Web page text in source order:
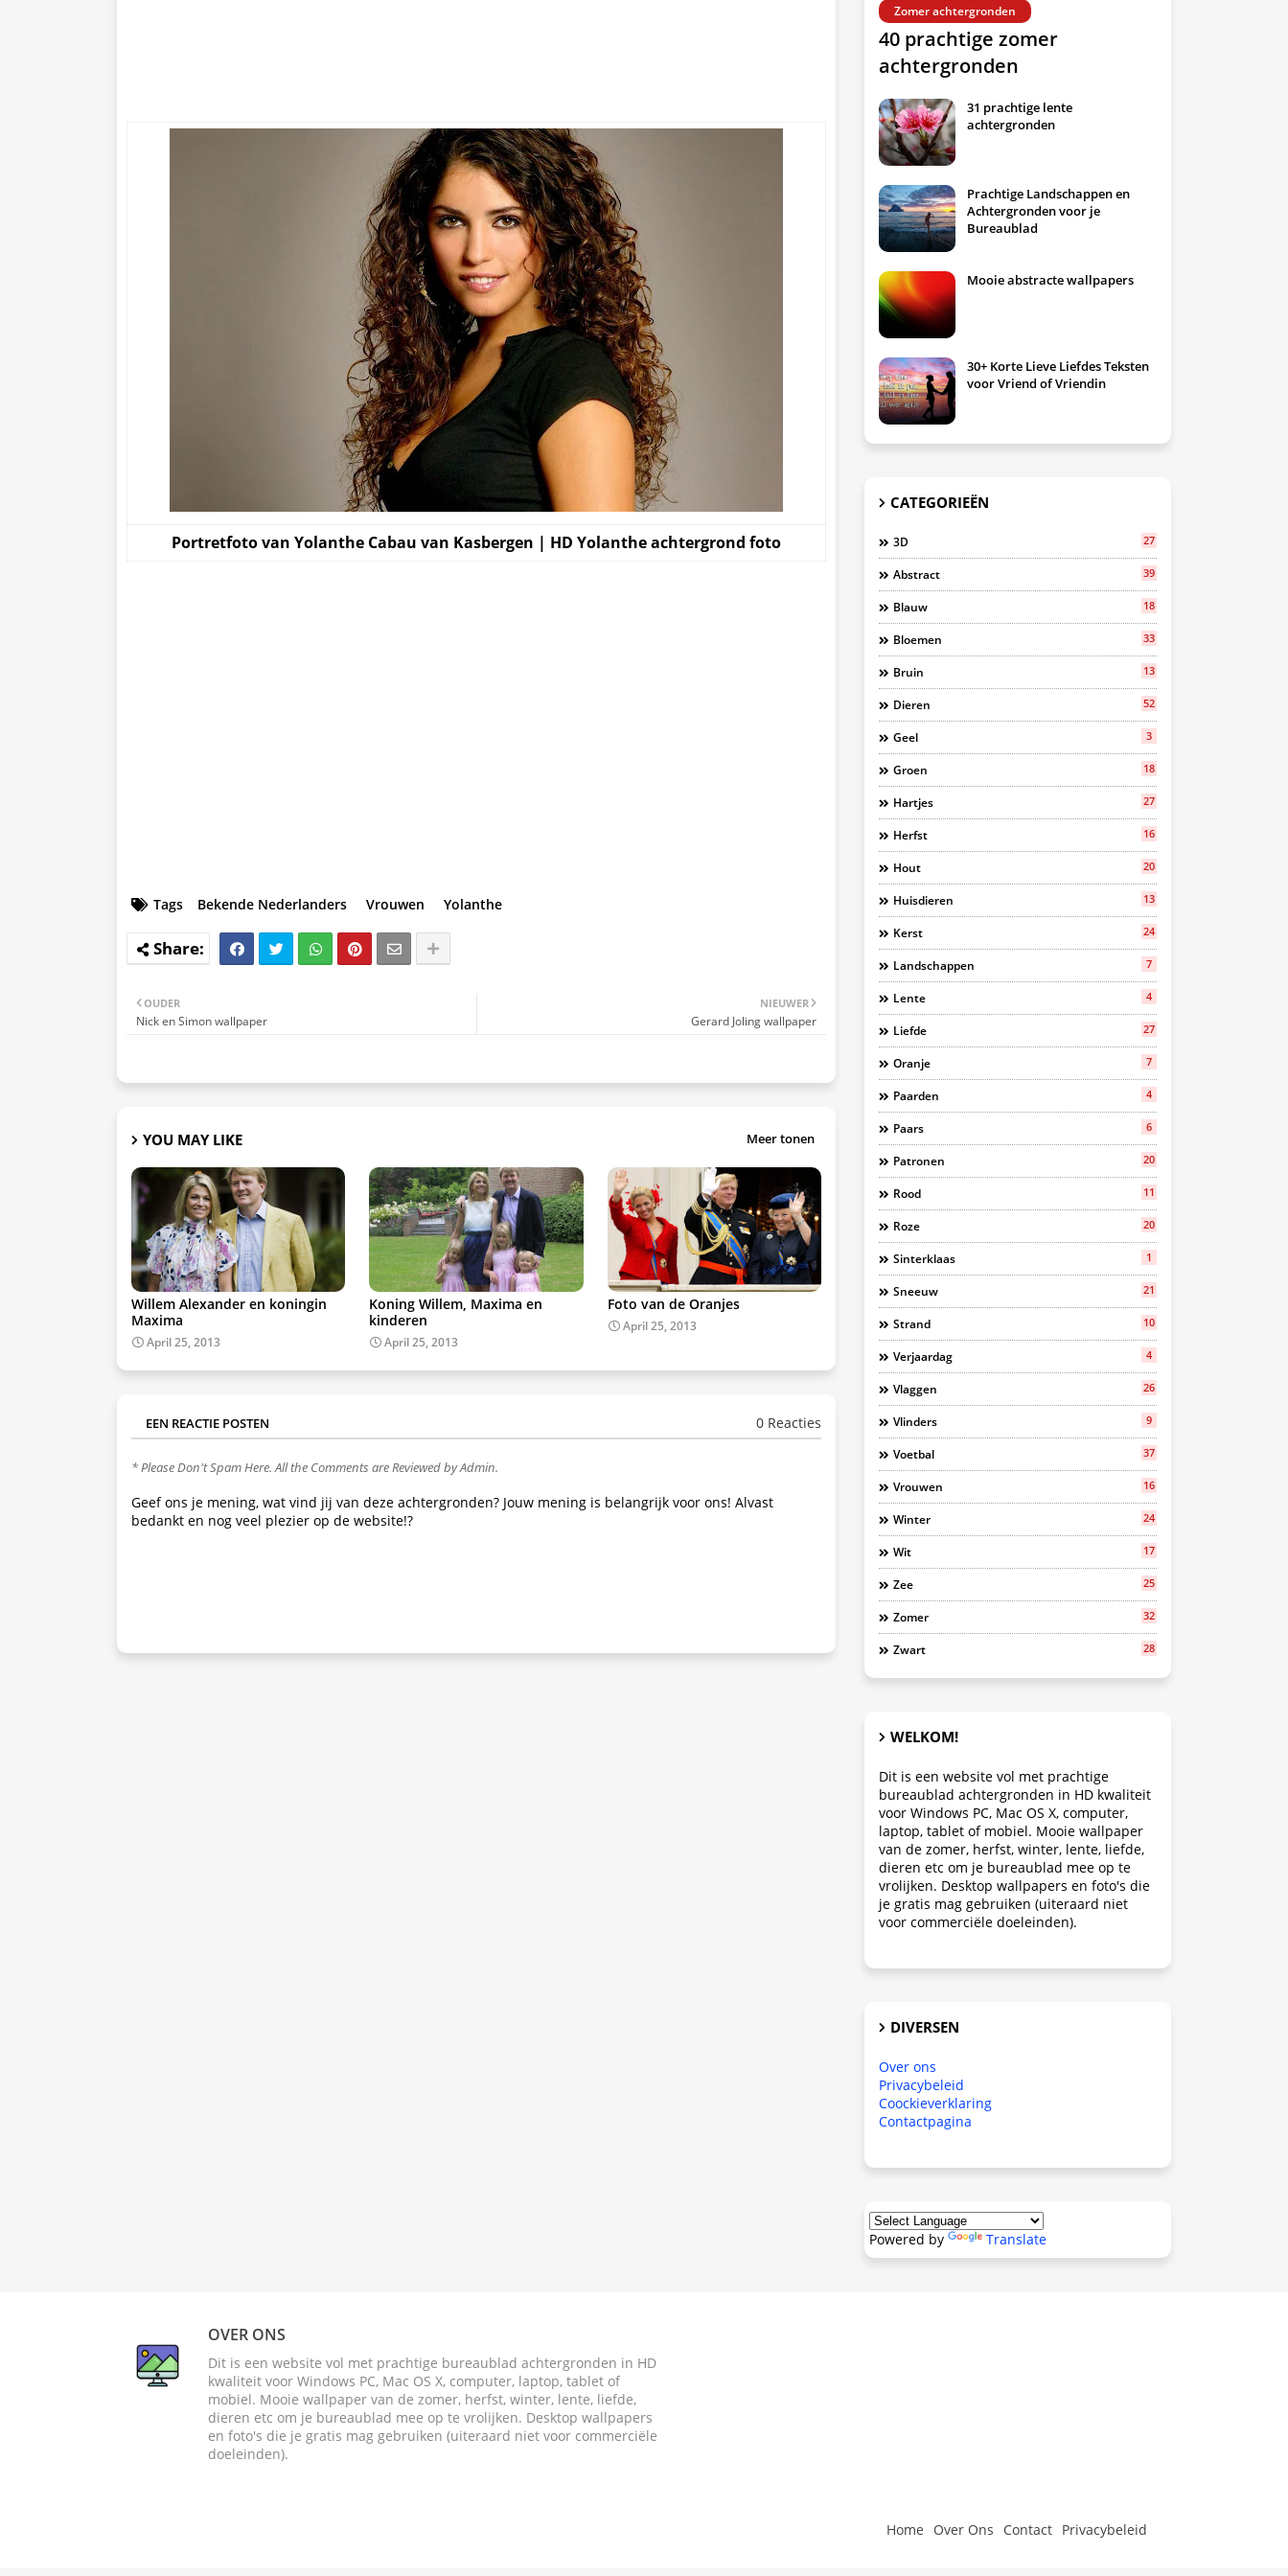
Portretfoto van Yolanthe Cabau van Kasbergen | HD Yolanthe achtergrond foto
Tags Bekende Nederlanders Vrouwen Yolanthe
NIEUWER
Gerard Joling wallpaper
OUDER
Nick en Simon wallpaper
YOU MAY LIKE Meer tonen
Willem Alexander en koningin
Maxima
April 25, 2013
Koning Willem, Maxima en
kinderen
April 25, 2013
Foto van de Oranjes
April 25, 2013
EEN REACTIE POSTEN 0 Reacties
* Please Don't Spam Here. All the Comments are Reviewed by Admin.
Geef ons je mening, wat vind jij van deze achtergronden? Jouw mening is belangrijk voor ons! Alvast
bedankt en nog veel plezier op de website!?
Zomer achtergronden
40 prachtige zomer
achtergronden
31 prachtige lente
achtergronden
Prachtige Landschappen en
Achtergronden voor je
Bureaublad
Mooie abstracte wallpapers
30+ Korte Lieve Liefdes Teksten
voor Vriend of Vriendin
CATEGORIEËN
3D 27
Abstract 39
Blauw 18
Bloemen 33
Bruin 13
Dieren 52
Geel 3
Groen 18
Hartjes 27
Herfst 16
Hout 20
Huisdieren 13
Kerst 24
Landschappen 7
Lente 4
Liefde 27
Oranje 7
Paarden 4
Paars 6
Patronen 20
Rood 11
Roze 20
Sinterklaas 1
Sneeuw 21
Strand 10
Verjaardag 4
Vlaggen 26
Vlinders 9
Voetbal 37
Vrouwen 16
Winter 24
Wit 17
Zee 25
Zomer 32
Zwart 28
WELKOM!
Dit is een website vol met prachtige
bureaublad achtergronden in HD kwaliteit
voor Windows PC, Mac OS X, computer,
laptop, tablet of mobiel. Mooie wallpaper
van de zomer, herfst, winter, lente, liefde,
dieren etc om je bureaublad mee op te
vrolijken. Desktop wallpapers en foto's die
je gratis mag gebruiken (uiteraard niet
voor commerciële doeleinden).
DIVERSEN
Over ons
Privacybeleid
Coockieverklaring
Contactpagina
Powered by Translate
OVER ONS
Dit is een website vol met prachtige bureaublad achtergronden in HD
kwaliteit voor Windows PC, Mac OS X, computer, laptop, tablet of
mobiel. Mooie wallpaper van de zomer, herfst, winter, lente, liefde,
dieren etc om je bureaublad mee op te vrolijken. Desktop wallpapers
en foto's die je gratis mag gebruiken (uiteraard niet voor commerciële
doeleinden).
Home Over Ons Contact Privacybeleid